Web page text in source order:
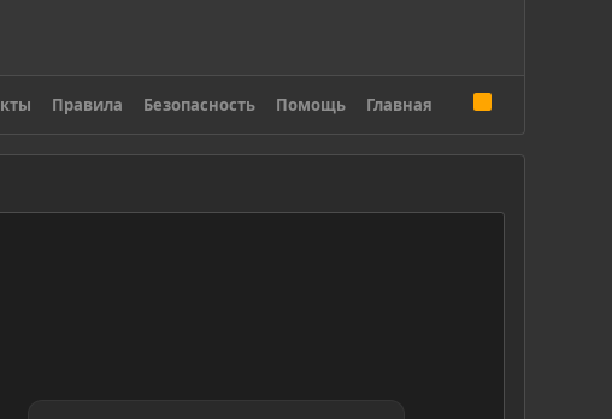
Правила Безопасность Помощь Главная
S